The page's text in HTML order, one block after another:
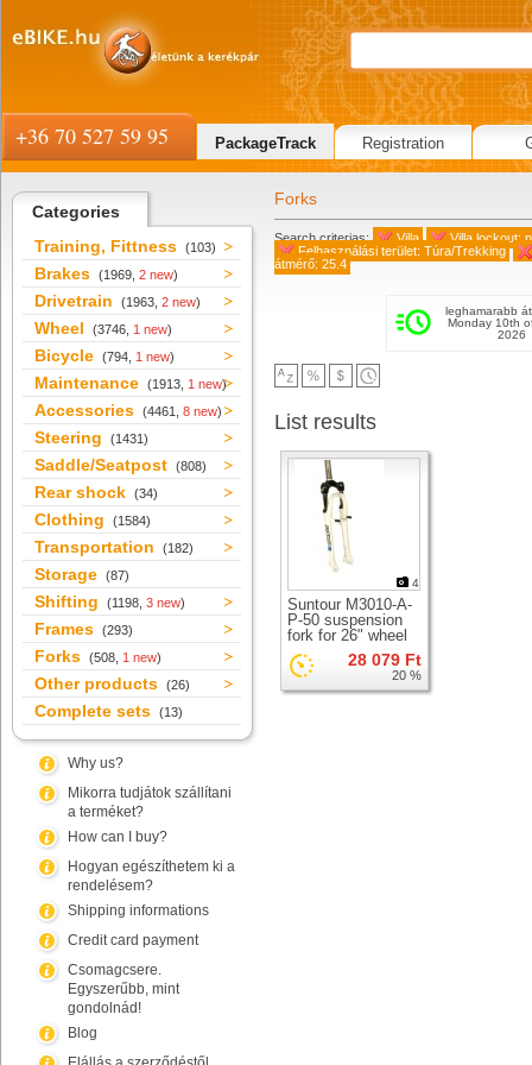
Categories
Training, Fittness (103)
Brakes (1969, 2 new)
Drivetrain (1963, 2 new)
Wheel (3746, 1 new)
Bicycle (794, 1 new)
Maintenance (1913, 1 new)
Accessories (4461, 8 new)
Steering (1431)
Saddle/Seatpost (808)
Rear shock (34)
Clothing (1584)
Transportation (182)
Storage (87)
Shifting (1198, 3 new)
Frames (293)
Forks (508, 1 new)
Other products (26)
Complete sets (13)
Why us?
Mikorra tudjátok szállítani
a terméket?
How can I buy?
Hogyan egészíthetem ki a
rendelésem?
Shipping informations
Credit card payment
Csomagcsere.
Egyszerűbb, mint
gondolnád!
Blog
Forks
Search criterias: Villa
Villa lockout:
Felhasználási terület: Túra/Trekking
átmérő: 25.4
leghamarabb
Monday 10th
2026
List results
4
Suntour M3010-A-
P-50 suspension
fork for 26" wheel
28 079 Ft
20 %
+36 70 527 59 95 PackageTrack Registration